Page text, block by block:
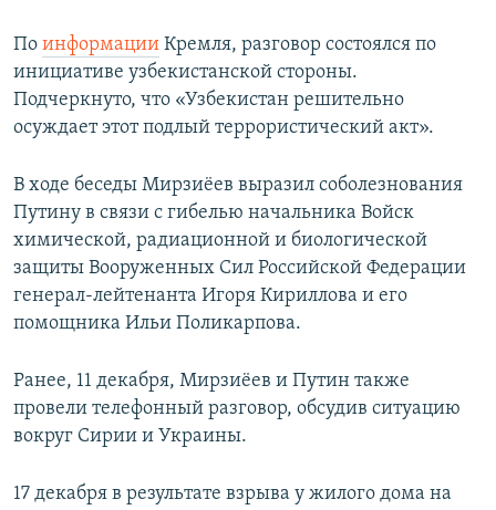
По информации Кремля, разговор состоялся по
инициативе узбекистанской стороны.
Подчеркнуто, что «Узбекистан решительно
осуждает этот подлый террористический акт».
В ходе беседы Мирзиёев выразил соболезнования
Путину в связи с гибелью начальника Войск
химической, радиационной и биологической
защиты Вооруженных Сил Российской Федерации
генерал-лейтенанта Игоря Кириллова и его
помощника Ильи Поликарпова.
Ранее, 11 декабря, Мирзиёев и Путин также
провели телефонный разговор, обсудив ситуацию
вокруг Сирии и Украины.
17 декабря в результате взрыва у жилого дома на